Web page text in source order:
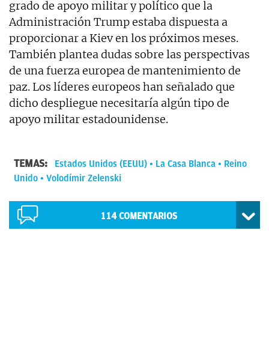
grado de apoyo militar y político que la
Administración Trump estaba dispuesta a
proporcionar a Kiev en los próximos meses.
También plantea dudas sobre las perspectivas
de una fuerza europea de mantenimiento de
paz. Los líderes europeos han señalado que
dicho despliegue necesitaría algún tipo de
apoyo militar estadounidense.
TEMAS: Estados Unidos (EEUU) La Casa Blanca
Reino
Unido
Volodímir Zelenski
114COMENTARIOS